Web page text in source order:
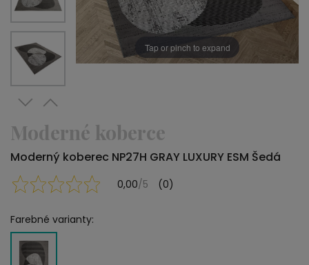
Tap or pinch to expand
Moderné koberce
Moderný koberec NP27H GRAY LUXURY ESM Šedá
0,00/5 (0)
Farebné varianty: